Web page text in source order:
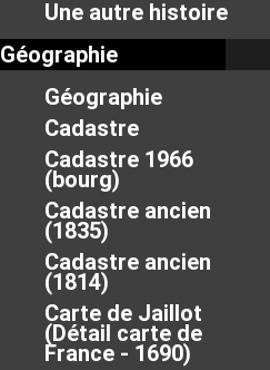
Une autre histoire
Géographie
Géographie
Cadastre
Cadastre 1966
(bourg)
Cadastre ancien
(1835)
Cadastre ancien
(1814)
Carte de Jaillot
(Détail carte de
France - 1690)